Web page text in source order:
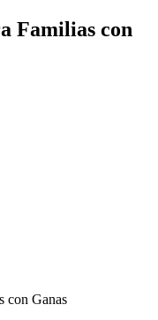
Familias con
con Ganas